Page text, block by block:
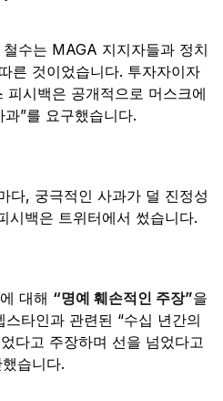
수는 MAGA 지지자들과 정치
른 것이었습니다. 투자자이자
피시백은 공개적으로 머스크에
”를 요구했습니다.
다, 궁극적인 사과가 덜 진정성
시백은 트위터에서 썼습니다.
대해 “명예 훼손적인 주장”을
타인과 관련된 “수십 년간의
다고 주장하며 선을 넘었다고
습니다.